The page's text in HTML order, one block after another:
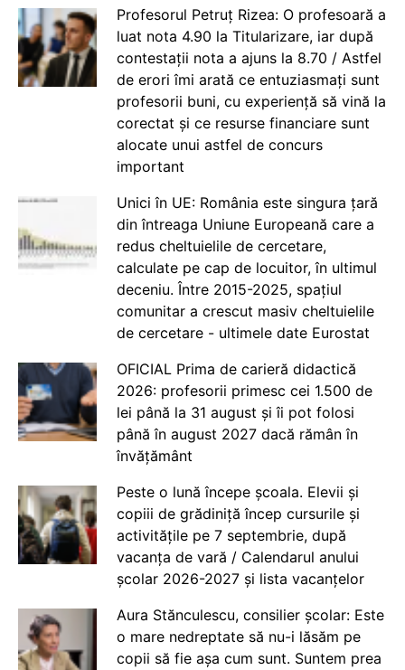
Profesorul Petruț Rizea: O profesoară a
luat nota 4.90 la Titularizare, iar după
contestații nota a ajuns la 8.70 / Astfel
de erori îmi arată ce entuziasmați sunt
profesorii buni, cu experiență să vină la
corectat și ce resurse financiare sunt
alocate unui astfel de concurs
important
Unici în UE: România este singura țară
din întreaga Uniune Europeană care a
redus cheltuielile de cercetare,
calculate pe cap de locuitor, în ultimul
deceniu. Între 2015-2025, spațiul
comunitar a crescut masiv cheltuielile
de cercetare - ultimele date Eurostat
OFICIAL Prima de carieră didactică
2026: profesorii primesc cei 1.500 de
lei până la 31 august și îi pot folosi
până în august 2027 dacă rămân în
învățământ
Peste o lună începe școala. Elevii și
copiii de grădiniță încep cursurile și
activitățile pe 7 septembrie, după
vacanța de vară / Calendarul anului
școlar 2026-2027 și lista vacanțelor
Aura Stănculescu, consilier școlar: Este
o mare nedreptate să nu-i lăsăm pe
copii să fie așa cum sunt. Suntem prea